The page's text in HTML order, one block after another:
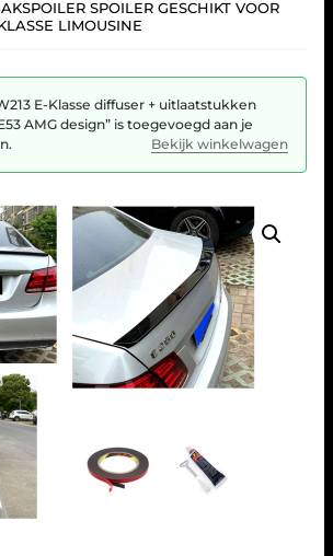
SPOILER GESCHIKT VOOR
LIMOUSINE
E-Klasse diffuser + uitlaatstukken
AMG design” is toegevoegd aan je
Bekijk winkelwagen